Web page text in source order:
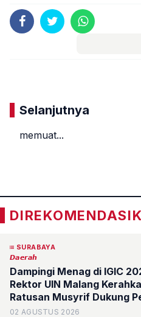
Selanjutnya
memuat...
SURABAYA
𝘿𝙖𝙚𝙧𝙖𝙝
Dampingi Menag di IGIC
Rektor UIN Malang
Ratusan Musyrif Dukung
Masjid sebagai Pusat
02 AGUSTUS 2026